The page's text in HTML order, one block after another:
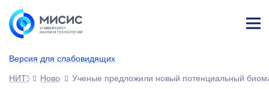
Версия для слабовидящих
ине
НИТУ МИСИС
НовостиУченые предложили новый потенциальный